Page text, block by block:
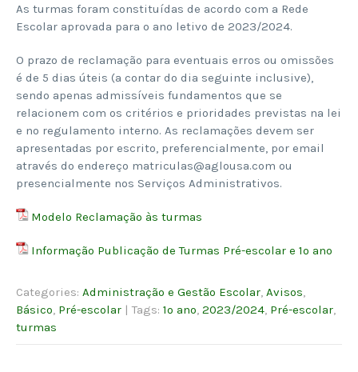
As turmas foram constituídas de acordo com a Rede
Escolar aprovada para o ano letivo de 2023/2024.
O prazo de reclamação para eventuais erros ou omissões
é de 5 dias úteis (a contar do dia seguinte inclusive),
sendo apenas admissíveis fundamentos que se
relacionem com os critérios e prioridades previstas na lei
e no regulamento interno. As reclamações devem ser
apresentadas por escrito, preferencialmente, por email
através do endereço matriculas@aglousa.com ou
presencialmente nos Serviços Administrativos.
Modelo Reclamação às turmas
Informação Publicação de Turmas Pré-escolar e 1º ano
Categories: Administração e Gestão Escolar Avisos
Básico Pré-escolar | Tags: 1º ano 2023/2024 Pré-escolar
turmas